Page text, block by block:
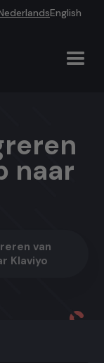
English
naar
van
Klaviyo